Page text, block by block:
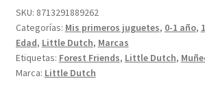
cantidad
SKU: 8713291889262
Categorías: Mis primeros juguetes, 0-1 año,
Edad, Little Dutch, Marcas
Etiquetas: Forest Friends, Little Dutch,
Marca: Little Dutch